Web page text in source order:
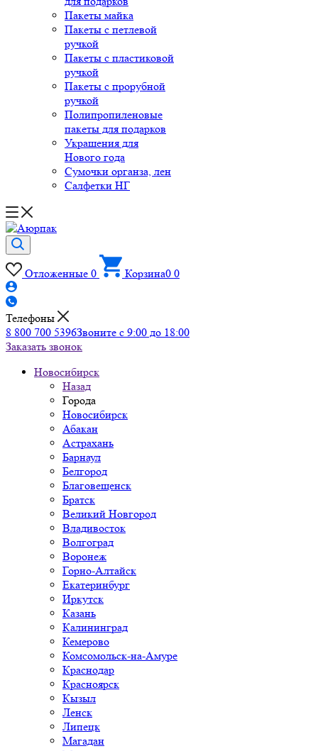
Пакеты майка
Пакеты с петлевой
ручкой
Пакеты с пластиковой
ручкой
Пакеты с прорубной
ручкой
Полипропиленовые
пакеты для подарков
Украшения для
Нового года
Сумочки органза, лен
Салфетки НГ
Отложенные 0 Корзина0 0
Телефоны
8 800 700 5396Звоните с 9:00 до 18:00
Заказать звонок
Новосибирск
Назад
Города
Новосибирск
Абакан
Астрахань
Барнаул
Белгород
Благовещенск
Братск
Великий Новгород
Владивосток
Волгоград
Воронеж
Горно-Алтайск
Екатеринбург
Иркутск
Казань
Калининград
Кемерово
Комсомольск-на-Амуре
Краснодар
Красноярск
Кызыл
Ленск
Липецк
Магадан